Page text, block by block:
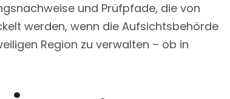
und Prüfpfade, die von
werden, wenn die Aufsichtsbehörde
Region zu verwalten – ob in